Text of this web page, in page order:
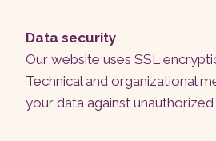
Data security
Our website uses SSL
Technical and organizational
your data against unauthorized